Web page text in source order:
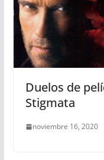
Duelos de
Stigmata
noviembre 16, 2020